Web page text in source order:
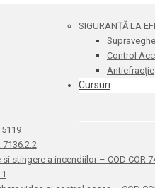
SIGURANȚĂ LA
Control
Antiefracție
Cursuri
stingere a incendiilor – COD COR